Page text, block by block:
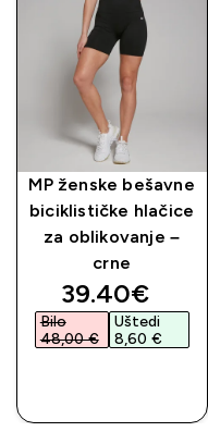
MP ženske bešavne
biciklističke hlačice
za oblikovanje –
crne
discounted
39.40€‎
Bilo
48,00 €‎
Uštedi
8,60 €‎